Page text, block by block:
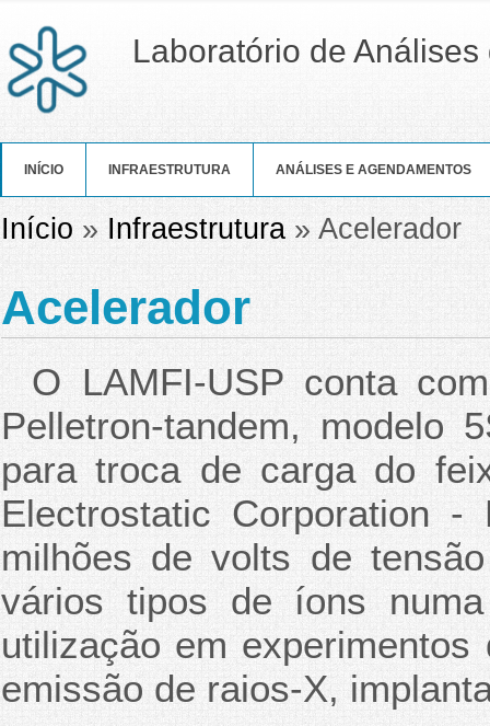
Laboratório de
INÍCIO INFRAESTRUTURA ANÁLISES E AGENDAMENTOS
Você está aqui
Início » Infraestrutura » Acelerador
Acelerador
O LAMFI-USP conta
Pelletron-tandem, modelo
para troca de carga do
Electrostatic Corporation
milhões de volts de
vários tipos de íons
utilização em
emissão de raios-X,